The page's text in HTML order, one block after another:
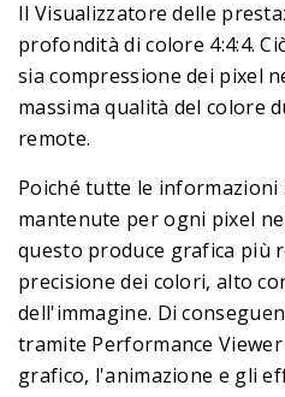
Il Visualizzatore delle
profondità di colore 4:4:4.
sia compressione dei pixel
massima qualità del colore
remote.
Poiché tutte le
mantenute per ogni pixel
questo produce grafica più
precisione dei colori, alto
dell'immagine. Di
tramite Performance
grafico, l'animazione e gli